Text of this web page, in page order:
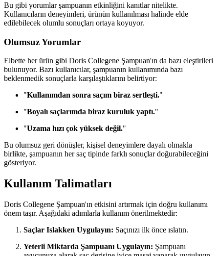
Bu gibi yorumlar şampuanın etkinliğini kanıtlar nitelikte.
Kullanıcıların deneyimleri, ürünün kullanılması halinde elde
edilebilecek olumlu sonuçları ortaya koyuyor.
Olumsuz Yorumlar
Elbette her ürün gibi Doris Collegene Şampuan'ın da bazı eleştirileri
bulunuyor. Bazı kullanıcılar, şampuanın kullanımında bazı
beklenmedik sonuçlarla karşılaştıklarını belirtiyor:
"Kullanımdan sonra saçım biraz sertleşti."
"Boyalı saçlarımda biraz kuruluk yaptı."
"Uzama hızı çok yüksek değil."
Bu olumsuz geri dönüşler, kişisel deneyimlere dayalı olmakla
birlikte, şampuanın her saç tipinde farklı sonuçlar doğurabileceğini
gösteriyor.
Kullanım Talimatları
Doris Collegene Şampuan'ın etkisini artırmak için doğru kullanımı
önem taşır. Aşağıdaki adımlarla kullanım önerilmektedir:
Saçlar Islakken Uygulayın: Saçınızı ilk önce ıslatın.
Yeterli Miktarda Şampuanı Uygulayın: Şampuanı